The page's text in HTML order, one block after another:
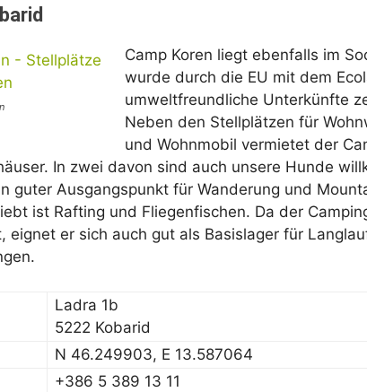
Camp Koren liegt ebenfalls im
wurde durch die EU mit dem
umweltfreundliche Unterkünfte
Neben den Stellplätzen für
und Wohnmobil vermietet der
In zwei davon sind auch unsere Hunde
guter Ausgangspunkt für Wanderung und
ist Rafting und Fliegenfischen. Da der
eignet er sich auch gut als Basislager für
Ladra 1b
5222 Kobarid
N 46.249903, E 13.587064
+386 5 389 13 11